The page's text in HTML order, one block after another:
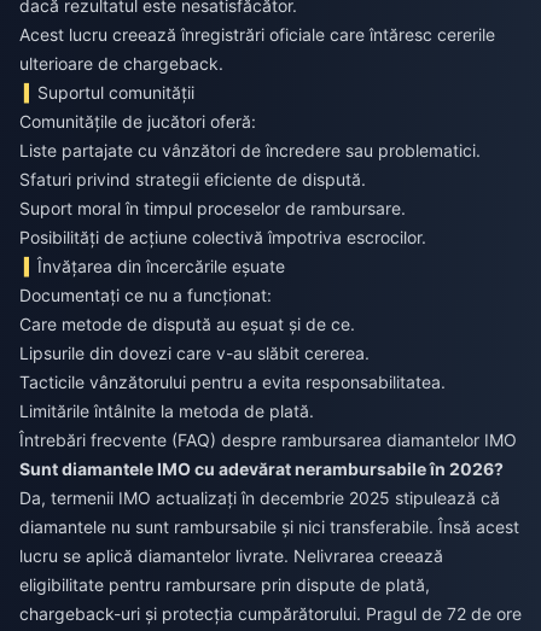
dacă rezultatul este nesatisfăcător.
Acest lucru creează înregistrări oficiale care întăresc cererile
ulterioare de chargeback.
Suportul comunității
Comunitățile de jucători oferă:
Liste partajate cu vânzători de încredere sau problematici.
Sfaturi privind strategii eficiente de dispută.
Suport moral în timpul proceselor de rambursare.
Posibilități de acțiune colectivă împotriva escrocilor.
Învățarea din încercările eșuate
Documentați ce nu a funcționat:
Care metode de dispută au eșuat și de ce.
Lipsurile din dovezi care v-au slăbit cererea.
Tacticile vânzătorului pentru a evita responsabilitatea.
Limitările întâlnite la metoda de plată.
Întrebări frecvente (FAQ) despre rambursarea diamantelor IMO
Sunt diamantele IMO cu adevărat nerambursabile în 2026?
Da, termenii IMO actualizați în decembrie 2025 stipulează că
diamantele nu sunt rambursabile și nici transferabile. Însă acest
lucru se aplică diamantelor livrate. Nelivrarea creează
eligibilitate pentru rambursare prin dispute de plată,
chargeback-uri și protecția cumpărătorului. Pragul de 72 de ore